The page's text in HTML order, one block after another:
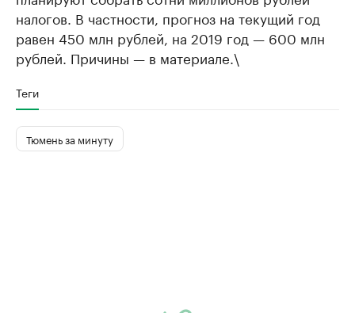
налогов. В частности, прогноз на текущий год
равен 450 млн рублей, на 2019 год — 600 млн
рублей. Причины — в материале.\
Теги
Тюмень за минуту